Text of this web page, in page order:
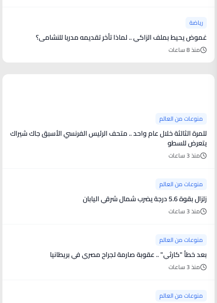
رياضة
غموض يحيط بملف الزاكي .. لماذا تأخر تقديمه مدربا للنشامى؟
منذ 8 ساعات
منوعات من العالم
للمرة الثالثة خلال عام واحد .. متحف الرئيس الفرنسي الأسبق جاك شيراك
يتعرض للسطو
منذ 3 ساعات
منوعات من العالم
زلزال بقوة 5.6 درجة يضرب شمال شرقي اليابان
منذ 3 ساعات
منوعات من العالم
بعد خطأ "كارثي" .. عقوبة صارمة لجراح مصري في بريطانيا
منذ 3 ساعات
منوعات من العالم